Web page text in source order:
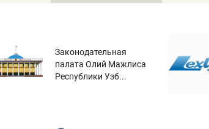
Законодательная
палата Олий Мажлиса
Республики Узб...